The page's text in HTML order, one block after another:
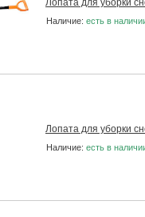
Лопата для уборки
Наличие: есть в
Лопата для уборки
Наличие: есть в